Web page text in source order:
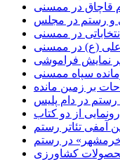
قاچاق در ممسنی
و رستم در مجلس
در ممسنی
علی (ع) در ممسنی
نمایش فراموشی
سپاه ممسنی
بر زمین مانده
رستم در دام پلیس
از دو کتاب
آمفی تئاتر رستم
در رستم
کشاورزی